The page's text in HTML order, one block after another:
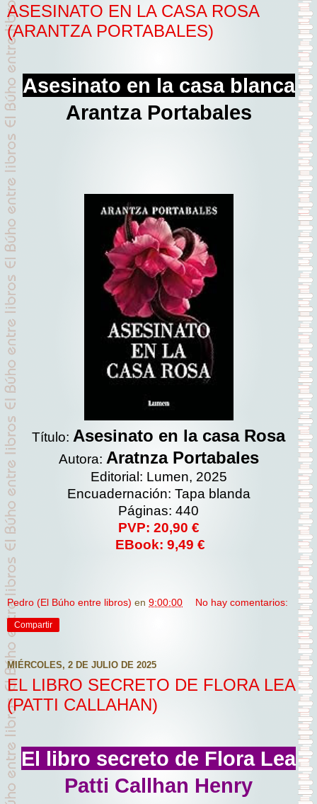
ASESINATO EN LA CASA ROSA
(ARANTZA PORTABALES)
Asesinato en la casa blanca
Arantza Portabales
Título: Asesinato en la casa Rosa
Autora: Aratnza Portabales
Editorial: Lumen, 2025
Encuadernación: Tapa blanda
Páginas: 440
PVP: 20,90 €
EBook: 9,49 €
Pedro (El Búho entre libros) en 9:00:00 No hay comentarios:
Compartir
MIÉRCOLES, 2 DE JULIO DE 2025
EL LIBRO SECRETO DE FLORA LEA
(PATTI CALLAHAN)
El libro secreto de Flora Lea
Patti Callhan Henry